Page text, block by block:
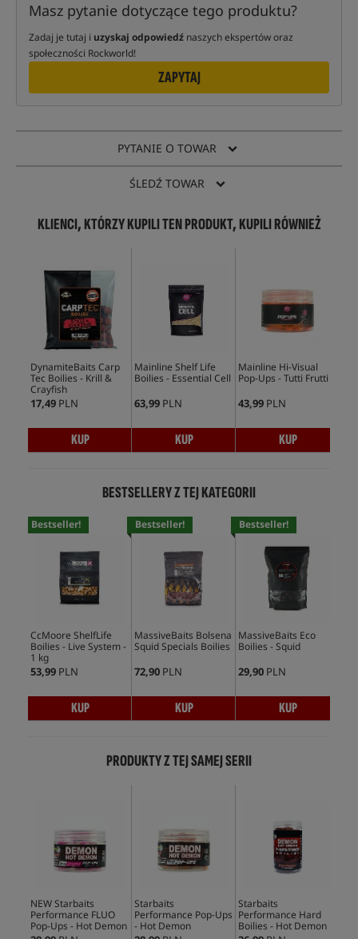
Masz pytanie dotyczące tego produktu?
Zadaj je tutaj i uzyskaj odpowiedź naszych ekspertów oraz
społeczności Rockworld!
ZAPYTAJ
PYTANIE O TOWAR
ŚLEDŹ TOWAR
KLIENCI, KTÓRZY KUPILI TEN PRODUKT, KUPILI RÓWNIEŻ
DynamiteBaits Carp
Tec Boilies - Krill &
Crayfish
17,49 PLN
KUP
Mainline Shelf Life
Boilies - Essential Cell
63,99 PLN
KUP
Mainline Hi-Visual
Pop-Ups - Tutti Frutti
43,99 PLN
KUP
BESTSELLERY Z TEJ KATEGORII
Bestseller!
CcMoore ShelfLife
Boilies - Live System -
1 kg
53,99 PLN
KUP
Bestseller!
MassiveBaits Bolsena
Squid Specials Boilies
72,90 PLN
KUP
Bestseller!
MassiveBaits Eco
Boilies - Squid
29,90 PLN
KUP
PRODUKTY Z TEJ SAMEJ SERII
NEW Starbaits
Performance FLUO
Pop-Ups - Hot Demon
Starbaits
Performance Pop-Ups
- Hot Demon
Starbaits
Performance Hard
Boilies - Hot Demon